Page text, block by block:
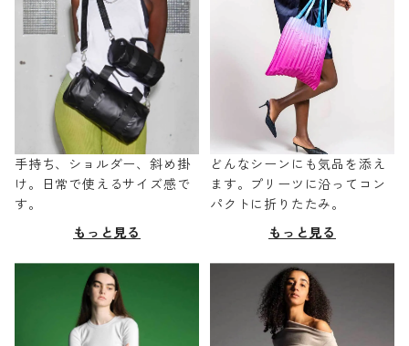
手持ち、ショルダー、斜め掛
け。日常で使えるサイズ感で
す。
もっと見る
どんなシーンにも気品を添え
ます。プリーツに沿ってコン
パクトに折りたたみ。
もっと見る